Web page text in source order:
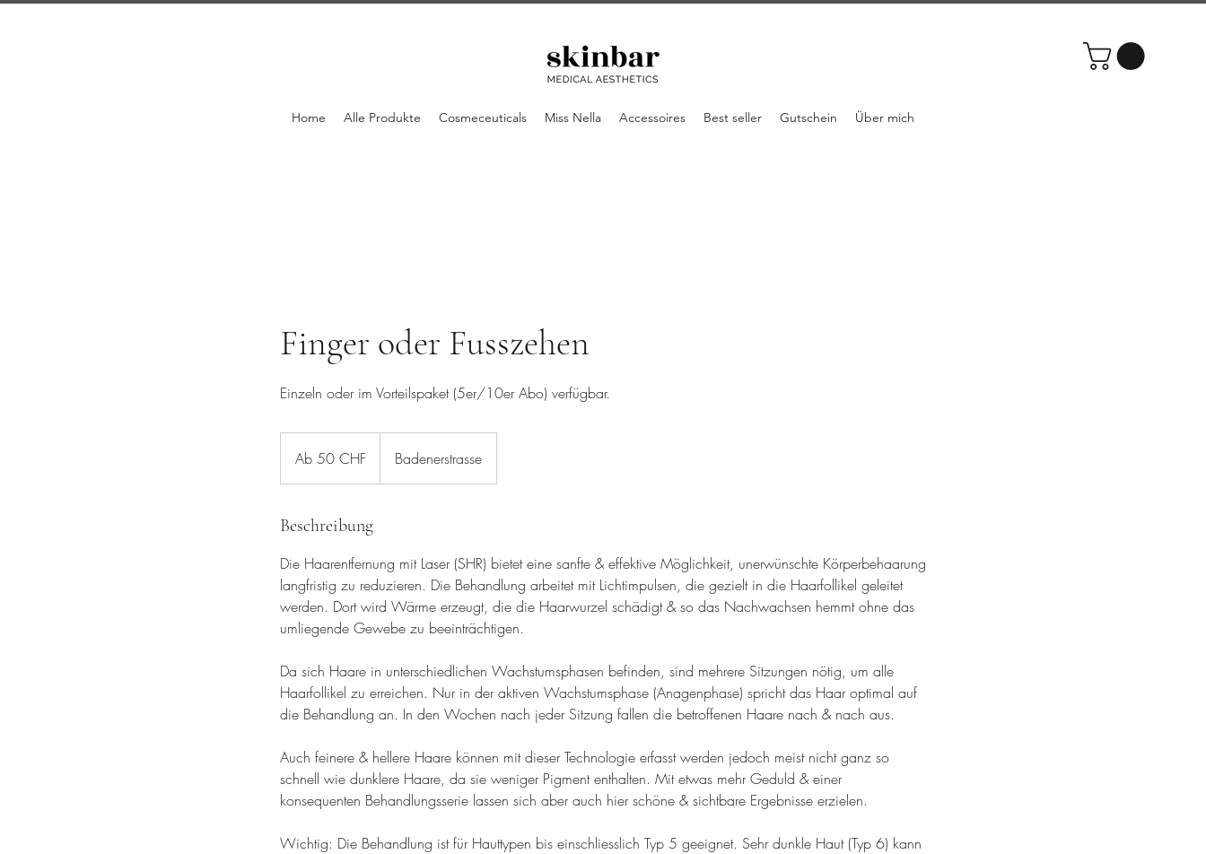
Home Alle Produkte Cosmeceuticals Miss Nella Accessoires Best seller Gutschein Über mich
Finger oder Fusszehen
Einzeln oder im Vorteilspaket (5er/10er Abo) verfügbar.
Schweizer
Ab 50 CHF Badenerstrasse
Beschreibung
Die Haarentfernung mit Laser (SHR) bietet eine sanfte & effektive Möglichkeit, unerwünschte Körperbehaarung
langfristig zu reduzieren. Die Behandlung arbeitet mit Lichtimpulsen, die gezielt in die Haarfollikel geleitet
werden. Dort wird Wärme erzeugt, die die Haarwurzel schädigt & so das Nachwachsen hemmt ohne das
umliegende Gewebe zu beeinträchtigen.
Da sich Haare in unterschiedlichen Wachstumsphasen befinden, sind mehrere Sitzungen nötig, um alle
Haarfollikel zu erreichen. Nur in der aktiven Wachstumsphase (Anagenphase) spricht das Haar optimal auf
die Behandlung an. In den Wochen nach jeder Sitzung fallen die betroffenen Haare nach & nach aus.
Auch feinere & hellere Haare können mit dieser Technologie erfasst werden jedoch meist nicht ganz so
schnell wie dunklere Haare, da sie weniger Pigment enthalten. Mit etwas mehr Geduld & einer
konsequenten Behandlungsserie lassen sich aber auch hier schöne & sichtbare Ergebnisse erzielen.
Wichtig: Die Behandlung ist für Hauttypen bis einschliesslich Typ 5 geeignet. Sehr dunkle Haut (Typ 6) kann